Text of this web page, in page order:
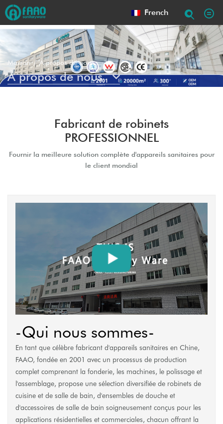
French
Maison À propos de nous
À propos de nous
Fabricant de robinets
PROFESSIONNEL
Fournir la meilleure solution complète d'appareils sanitaires pour
le client mondial
-Qui nous sommes-
En tant que célèbre fabricant d'appareils sanitaires en Chine,
FAAO, fondée en 2001 avec un processus de production
complet comprenant la fonderie, les machines, le polissage et
l'assemblage, propose une sélection diversifiée de robinets de
cuisine et de salle de bain, d'ensembles de douche et
d'accessoires de salle de bain soigneusement conçus pour les
applications résidentielles et commerciales, chacun offrant la